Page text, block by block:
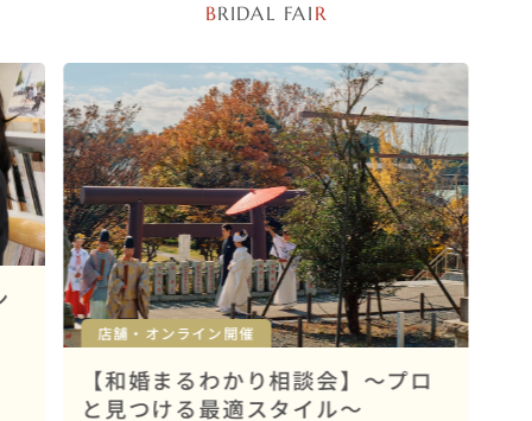
BRIDAL FAI R
店舗・オンライン開催
【和婚まるわかり相談会】～プロ
と見つける最適スタイル～